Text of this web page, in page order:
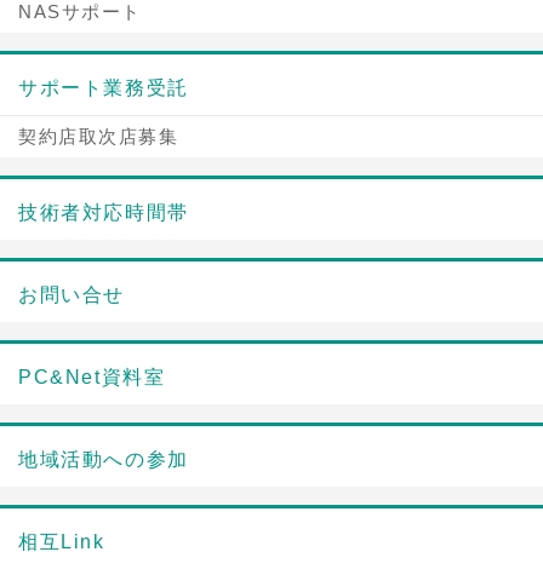
NASサポート
サポート業務受託
契約店取次店募集
技術者対応時間帯
お問い合せ
PC&Net資料室
地域活動への参加
相互Link